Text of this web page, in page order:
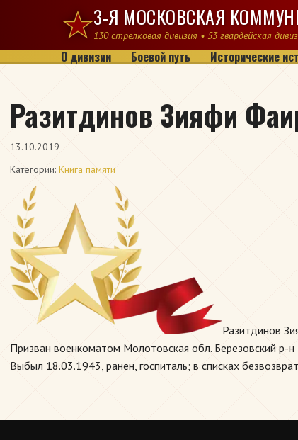
Перейти к содержимому3-Я МОСКОВСКАЯ
130 стрелковая дивизия • 53 гвардейская
О дивизии Боевой путь Исторические
Разитдинов Зияфи
13.10.2019
Категории: Книга памяти
Разитдинов
Призван военкоматом Молотовская обл. Березовский р-
Выбыл 18.03.1943, ранен, госпиталь; в списках